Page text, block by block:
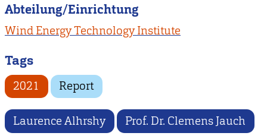
Abteilung/Einrichtung
Wind Energy Technology Institute
Tags
2021 Report
Laurence Alhrshy Prof. Dr. Clemens Jauch